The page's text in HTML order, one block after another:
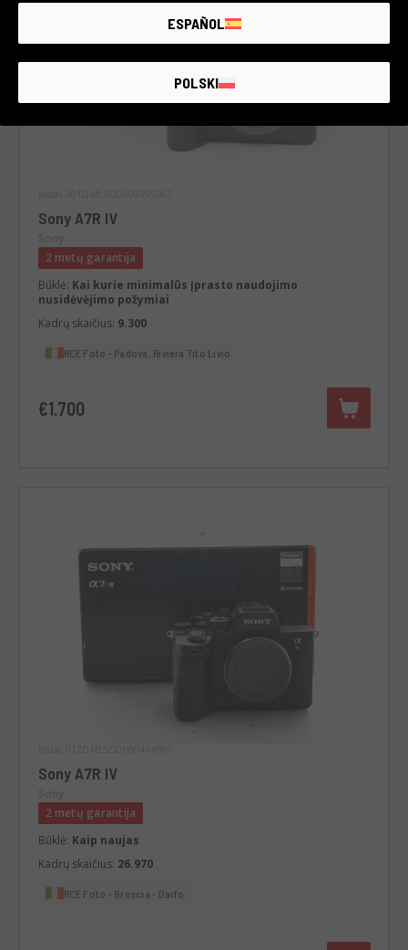
Sony A7R IV
2 metų garantija
Būklė: Kai kurie minimalūs įprasto naudojimo
nusidėvėjimo požymiai
Kadrų skaičius: 9.300
RCE Foto - Padova, Riviera Tito Livio
€1.700
Sony A7R IV
2 metų garantija
Būklė: Kaip naujas
Kadrų skaičius: 26.970
RCE Foto - Brescia - Darfo
ESPAÑOL
POLSKI